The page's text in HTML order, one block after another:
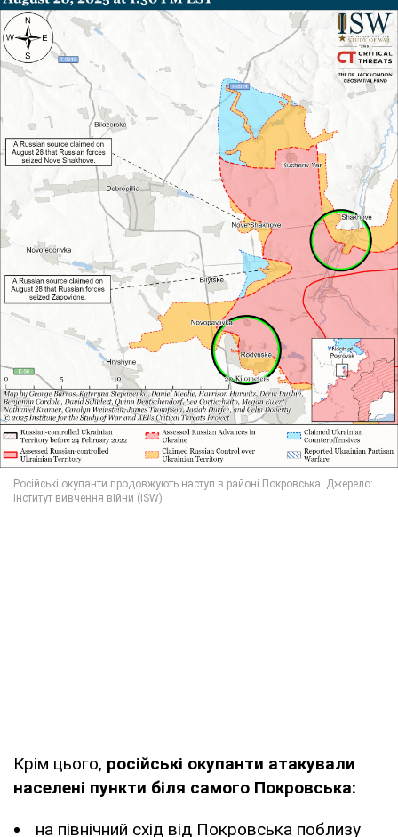
Крім цього, російські окупанти атакували
населені пункти біля самого Покровська:
на північний схід від Покровська поблизу